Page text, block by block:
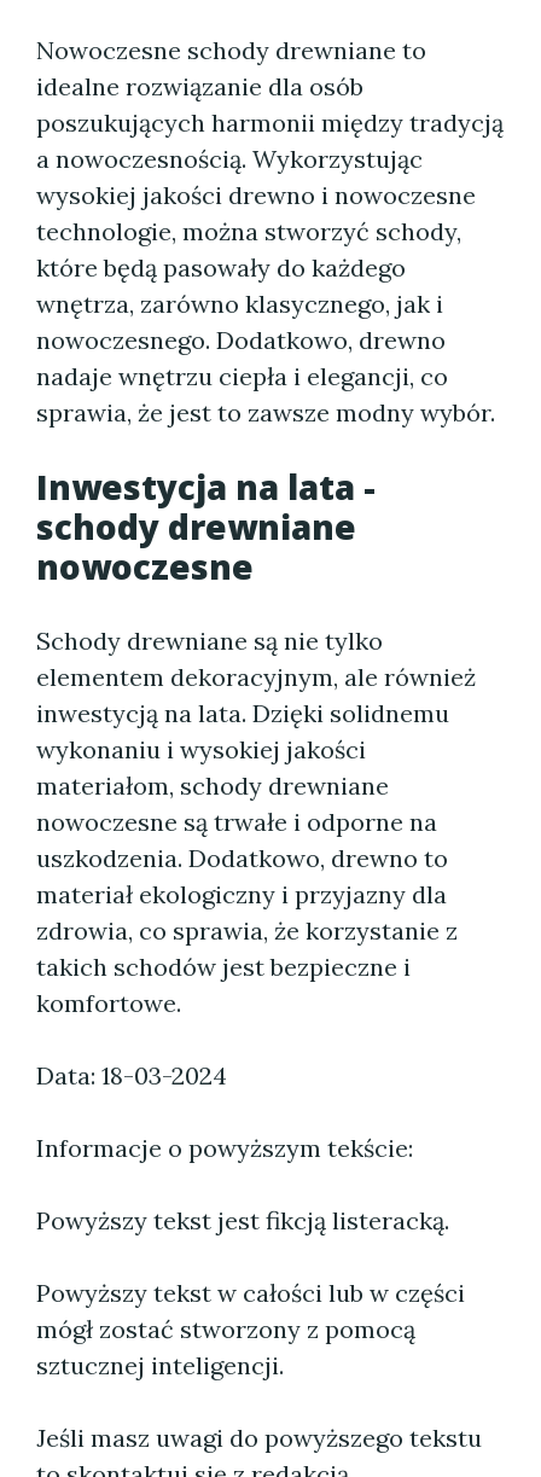
Nowoczesne schody drewniane to
idealne rozwiązanie dla osób
poszukujących harmonii między tradycją
a nowoczesnością. Wykorzystując
wysokiej jakości drewno i nowoczesne
technologie, można stworzyć schody,
które będą pasowały do każdego
wnętrza, zarówno klasycznego, jak i
nowoczesnego. Dodatkowo, drewno
nadaje wnętrzu ciepła i elegancji, co
sprawia, że jest to zawsze modny wybór.
Inwestycja na lata -
schody drewniane
nowoczesne
Schody drewniane są nie tylko
elementem dekoracyjnym, ale również
inwestycją na lata. Dzięki solidnemu
wykonaniu i wysokiej jakości
materiałom, schody drewniane
nowoczesne są trwałe i odporne na
uszkodzenia. Dodatkowo, drewno to
materiał ekologiczny i przyjazny dla
zdrowia, co sprawia, że korzystanie z
takich schodów jest bezpieczne i
komfortowe.
Data: 18-03-2024
Informacje o powyższym tekście:
Powyższy tekst jest fikcją listeracką.
Powyższy tekst w całości lub w części
mógł zostać stworzony z pomocą
sztucznej inteligencji.
Jeśli masz uwagi do powyższego tekstu